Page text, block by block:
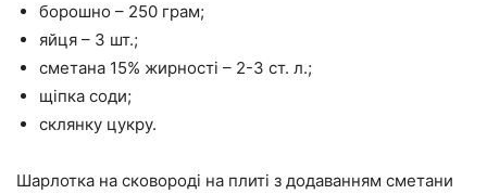
борошно – 250 грам;
яйця – 3 шт.;
сметана 15% жирності – 2-3 ст. л.;
щіпка соди;
склянку цукру.
Шарлотка на сковороді на плиті з додаванням сметани